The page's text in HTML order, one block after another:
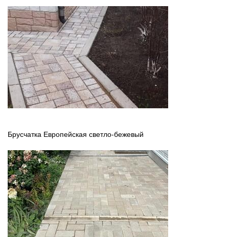
Брусчатка Европейская светло-бежевый